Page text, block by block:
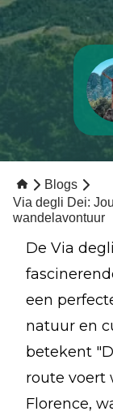
Blogs
Via degli Dei:
wandelavontuur
De Via
een
natuur en
betekent
route voert
Florence,